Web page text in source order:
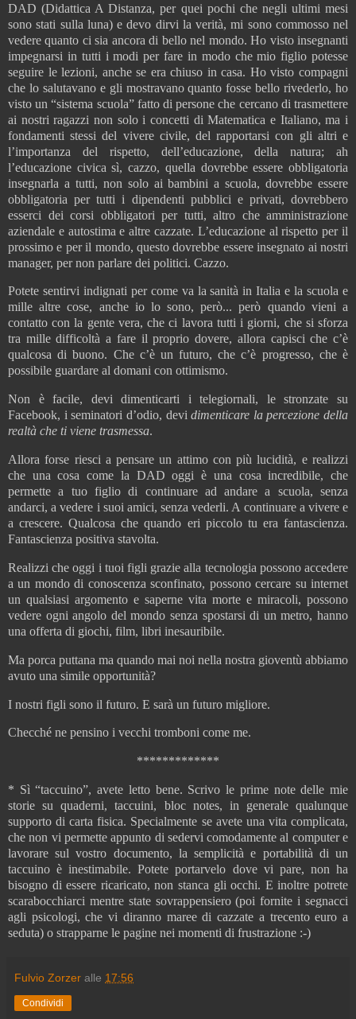
DAD (Didattica A Distanza, per quei pochi che negli ultimi mesi
sono stati sulla luna) e devo dirvi la verità, mi sono commosso nel
vedere quanto ci sia ancora di bello nel mondo. Ho visto insegnanti
impegnarsi in tutti i modi per fare in modo che mio figlio potesse
seguire le lezioni, anche se era chiuso in casa. Ho visto compagni
che lo salutavano e gli mostravano quanto fosse bello rivederlo, ho
visto un “sistema scuola” fatto di persone che cercano di trasmettere
ai nostri ragazzi non solo i concetti di Matematica e Italiano, ma i
fondamenti stessi del vivere civile, del rapportarsi con gli altri e
l’importanza del rispetto, dell’educazione, della natura; ah
l’educazione civica sì, cazzo, quella dovrebbe essere obbligatoria
insegnarla a tutti, non solo ai bambini a scuola, dovrebbe essere
obbligatoria per tutti i dipendenti pubblici e privati, dovrebbero
esserci dei corsi obbligatori per tutti, altro che amministrazione
aziendale e autostima e altre cazzate. L’educazione al rispetto per il
prossimo e per il mondo, questo dovrebbe essere insegnato ai nostri
manager, per non parlare dei politici. Cazzo.
Potete sentirvi indignati per come va la sanità in Italia e la scuola e
mille altre cose, anche io lo sono, però... però quando vieni a
contatto con la gente vera, che ci lavora tutti i giorni, che si sforza
tra mille difficoltà a fare il proprio dovere, allora capisci che c’è
qualcosa di buono. Che c’è un futuro, che c’è progresso, che è
possibile guardare al domani con ottimismo.
Non è facile, devi dimenticarti i telegiornali, le stronzate su
Facebook, i seminatori d’odio, devidimenticare la percezione della
realtà che ti viene trasmessa.
Allora forse riesci a pensare un attimo con più lucidità, e realizzi
che una cosa come la DAD oggi è una cosa incredibile, che
permette a tuo figlio di continuare ad andare a scuola, senza
andarci, a vedere i suoi amici, senza vederli. A continuare a vivere e
a crescere. Qualcosa che quando eri piccolo tu era fantascienza.
Fantascienza positiva stavolta.
Realizzi che oggi i tuoi figli grazie alla tecnologia possono accedere
a un mondo di conoscenza sconfinato, possono cercare su internet
un qualsiasi argomento e saperne vita morte e miracoli, possono
vedere ogni angolo del mondo senza spostarsi di un metro, hanno
una offerta di giochi, film, libri inesauribile.
Ma porca puttana ma quando mai noi nella nostra gioventù abbiamo
avuto una simile opportunità?
I nostri figli sono il futuro. E sarà un futuro migliore.
Checché ne pensino i vecchi tromboni come me.
*************
* Sì “taccuino”, avete letto bene. Scrivo le prime note delle mie
storie su quaderni, taccuini, bloc notes, in generale qualunque
supporto di carta fisica. Specialmente se avete una vita complicata,
che non vi permette appunto di sedervi comodamente al computer e
lavorare sul vostro documento, la semplicità e portabilità di un
taccuino è inestimabile. Potete portarvelo dove vi pare, non ha
bisogno di essere ricaricato, non stanca gli occhi. E inoltre potrete
scarabocchiarci mentre state sovrappensiero (poi fornite i segnacci
agli psicologi, che vi diranno maree di cazzate a trecento euro a
seduta) o strapparne le pagine nei momenti di frustrazione :-)
Fulvio Zorzer alle 17:56
Condividi